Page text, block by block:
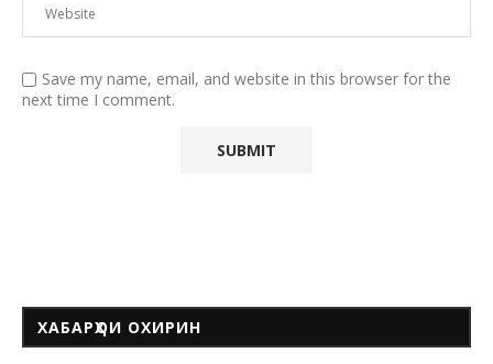
Save my name, email, and website in this browser for the
next time I comment.
ХАБАРҲОИ ОХИРИН